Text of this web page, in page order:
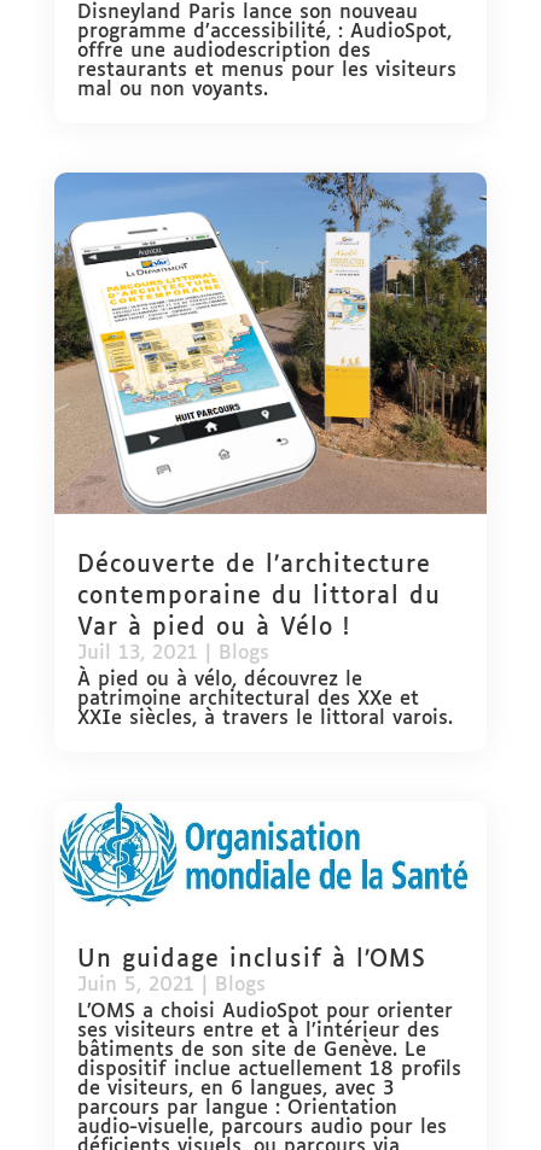
Disneyland Paris lance son nouveau
programme d’accessibilité, : AudioSpot,
offre une audiodescription des
restaurants et menus pour les visiteurs
mal ou non voyants.
Découverte de l’architecture
contemporaine du littoral du
Var à pied ou à Vélo !
Juil 13, 2021
Blogs
À pied ou à vélo, découvrez le
patrimoine architectural des XXe et
XXIe siècles, à travers le littoral varois.
Un guidage inclusif à l’OMS
Juin 5, 2021
Blogs
L’OMS a choisi AudioSpot pour orienter
ses visiteurs entre et à l’intérieur des
bâtiments de son site de Genève. Le
dispositif inclue actuellement 18 profils
de visiteurs, en 6 langues, avec 3
parcours par langue : Orientation
audio-visuelle, parcours audio pour les